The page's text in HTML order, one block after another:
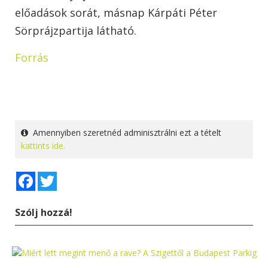
előadások sorát, másnap Kárpáti Péter
Sörprájzpartija látható.
Forrás
Amennyiben szeretnéd adminisztrálni ezt a tételt
kattints ide.
Facebook
Szólj hozzá!